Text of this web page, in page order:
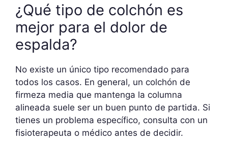
¿Qué tipo de colchón es
mejor para el dolor de
espalda?
No existe un único tipo recomendado para
todos los casos. En general, un colchón de
firmeza media que mantenga la columna
alineada suele ser un buen punto de partida. Si
tienes un problema específico, consulta con un
fisioterapeuta o médico antes de decidir.